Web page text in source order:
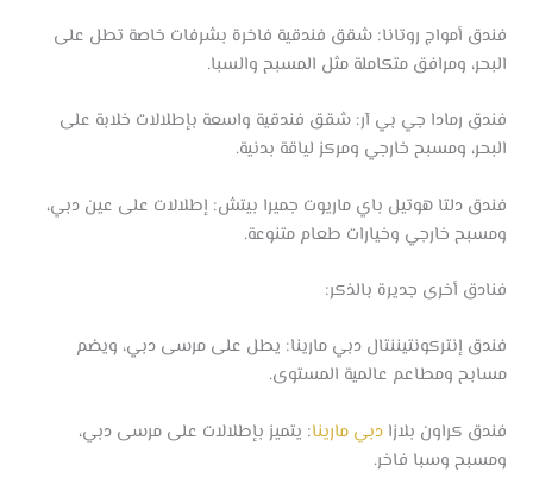
فندق أمواج روتانا: شقق فندقية فاخرة بشرفات خاصة تطل على
البحر، ومرافق متكاملة مثل المسبح والسبا.
فندق رمادا جي بي آر: شقق فندقية واسعة بإطلالات خلابة على
البحر، ومسبح خارجي ومركز لياقة بدنية.
فندق دلتا هوتيل باي ماريوت جميرا بيتش: إطلالات على عين دبي،
ومسبح خارجي وخيارات طعام متنوعة.
فنادق أخرى جديرة بالذكر:
فندق إنتركونتيننتال دبي مارينا: يطل على مرسى دبي، ويضم
مسابح ومطاعم عالمية المستوى.
فندق كراون بلازادبي مارينا: يتميز بإطلالات على مرسى دبي،
ومسبح وسبا فاخر.